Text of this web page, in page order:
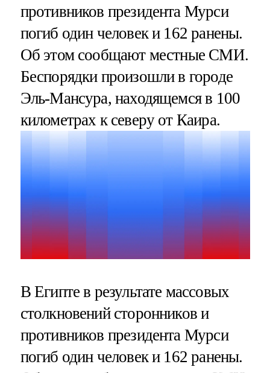
противников президента Мурси
погиб один человек и 162 ранены.
Об этом сообщают местные СМИ.
Беспорядки произошли в городе
Эль-Мансура, находящемся в 100
километрах к северу от Каира.
В Египте в результате массовых
столкновений сторонников и
противников президента Мурси
погиб один человек и 162 ранены.